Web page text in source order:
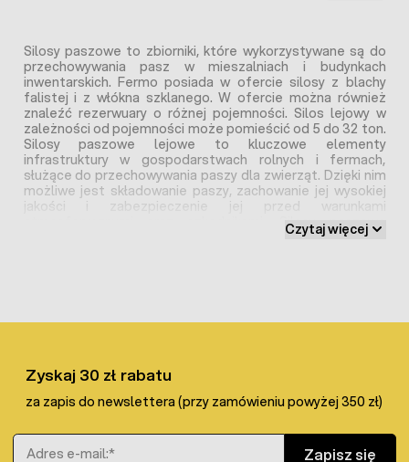
Silosy paszowe to zbiorniki, które wykorzystywane są do
przechowywania pasz w mieszalniach i budynkach
inwentarskich. Fermo posiada w ofercie silosy z blachy
falistej i z włókna szklanego. W ofercie można również
znaleźć rezerwuary o różnej pojemności. Silos lejowy w
zależności od pojemności może pomieścić od 5 do 32 ton.
Silosy paszowe lejowe to kluczowe elementy
infrastruktury w gospodarstwach rolnych i fermach,
służące do przechowywania paszy dla zwierząt. Dzięki nim
możliwe jest składowanie paszy, zachowanie jej wysokiej
jakości i zabezpieczenie jej przed warunkami
atmosferycznymi oraz szkodnikami. Silosy paszowe
stanowią bufor i zabezpieczają potrzeby żywieniowe kur,
Silosy paszowe z blachy to najpopularniejsze
Czytaj więcej
Zyskaj 30 zł rabatu
za zapis do newslettera (przy zamówieniu powyżej 350 zł)
Adres e-mail
Zapisz się